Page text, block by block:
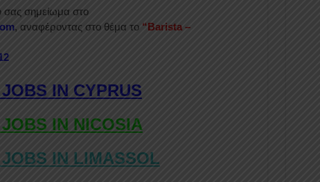
σας σημείωμα στο
, αναφέροντας στο θέμα το “Barista –
IN CYPRUS
IN NICOSIA
IN LIMASSOL